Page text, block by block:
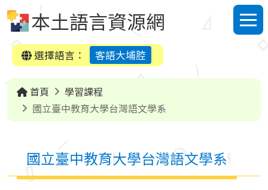
本土語言資源網
選單
選擇語言：
客語大埔腔
首頁
學習課程
國立臺中教育大學台灣語文學系
國立臺中教育大學台灣語文學系